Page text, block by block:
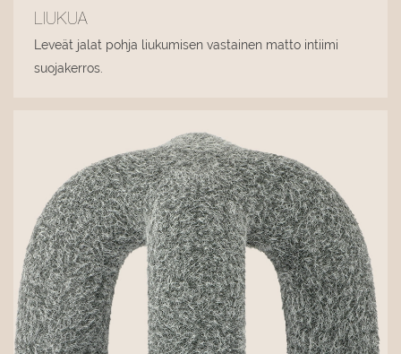
LIUKUA
Leveät jalat pohja liukumisen vastainen matto intiimi
suojakerros.